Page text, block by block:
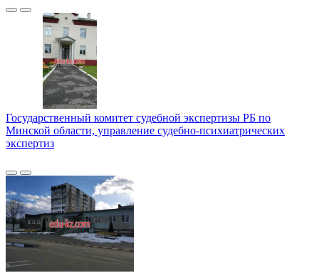
Государственный комитет судебной экспертизы РБ по
Минской области, управление судебно-психиатрических
экспертиз